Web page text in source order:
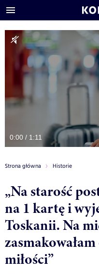
0:00 / 1:11
Strona główna Historie
„Na starość
na 1 kartę i
Toskanii. Na
miłości”